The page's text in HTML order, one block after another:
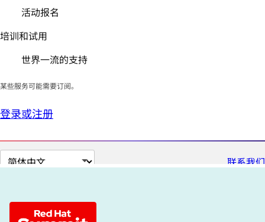
活动报名
培训和试用
世界一流的支持
某些服务可能需要订阅。
登录或注册
切
面
联系我们